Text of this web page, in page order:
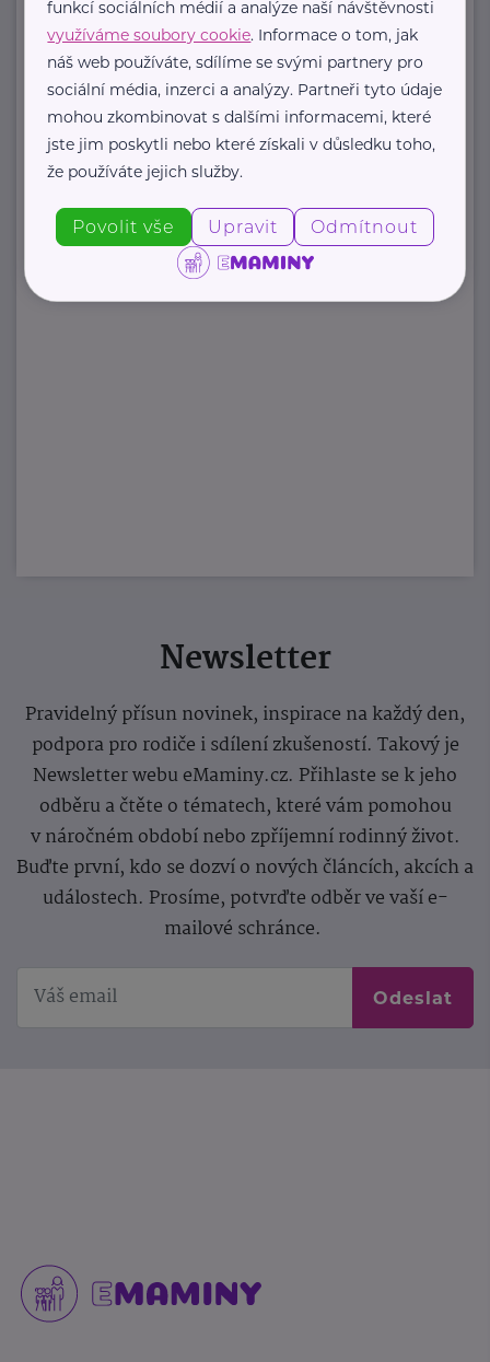
+420 606 465 067
lucie@krouzekpp.cz
Zobrazit přehled společností
Newsletter
Pravidelný přísun novinek, inspirace na každý den,
podpora pro rodiče i sdílení zkušeností. Takový je
Newsletter webu eMaminy.cz. Přihlaste se k jeho
odběru a čtěte o tématech, které vám pomohou
v náročném období nebo zpříjemní rodinný život.
Buďte první, kdo se dozví o nových článcích, akcích a
událostech. Prosíme, potvrďte odběr ve vaší e-
mailové schránce.
Odeslat
funkcí sociálních médií a analýze naší návštěvnosti
využíváme soubory cookie. Informace o tom, jak
náš web používáte, sdílíme se svými partnery pro
sociální média, inzerci a analýzy. Partneři tyto údaje
mohou zkombinovat s dalšími informacemi, které
jste jim poskytli nebo které získali v důsledku toho,
že používáte jejich služby.
Povolit vše Upravit Odmítnout